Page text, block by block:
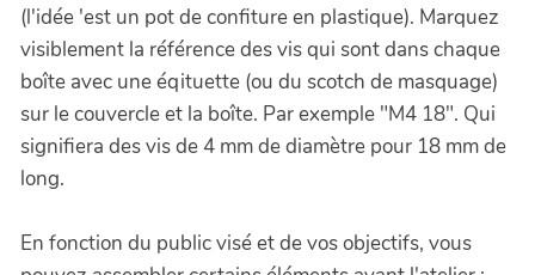
(l'idée 'est un pot de confiture en plastique). Marquez
visiblement la référence des vis qui sont dans chaque
boîte avec une éqituette (ou du scotch de masquage)
sur le couvercle et la boîte. Par exemple "M4 18". Qui
signifiera des vis de 4 mm de diamètre pour 18 mm de
long.
En fonction du public visé et de vos objectifs, vous